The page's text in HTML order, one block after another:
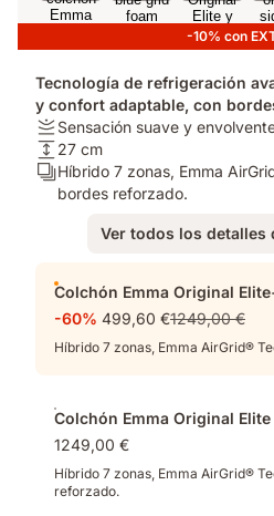
-10% con
Tecnología de refrigeración
y confort adaptable, con
Firmeza:
Sensación
suave
equilibrado.
Sensación suave y
Altura
del
colchón:
27 cm
Número
zonas,
Emma
AirGrid®
Tech
bordes
reforzado.
Híbrido 7 zonas, Emma
bordes reforzado.
Ver todos los detalles
Colchón Emma Original
-60% 499,60 €1249,00 €
Híbrido 7 zonas, Emma AirGrid®
Colchón Emma Original Elite
1249,00 €
Híbrido 7 zonas, Emma AirGrid®
reforzado.